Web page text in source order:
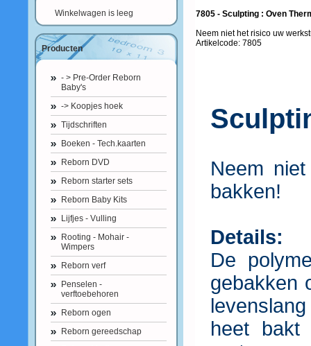
Winkelwagen is leeg
Producten
- > Pre-Order Reborn
Baby's
-> Koopjes hoek
Tijdschriften
Boeken - Tech.kaarten
Reborn DVD
Reborn starter sets
Reborn Baby Kits
Lijfjes - Vulling
Rooting - Mohair -
Wimpers
Reborn verf
Penselen -
verftoebehoren
Reborn ogen
Reborn gereedschap
7805 - Sculpting : Oven
Neem niet het risico uw
Artikelcode: 7805
Neem
bakken!
Details:
De
gebakken
heet